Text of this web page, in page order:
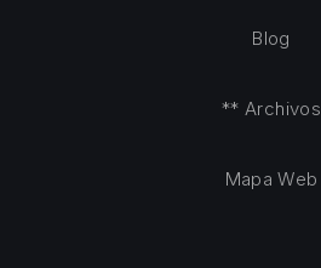
Blog
** Archivos
Mapa Web